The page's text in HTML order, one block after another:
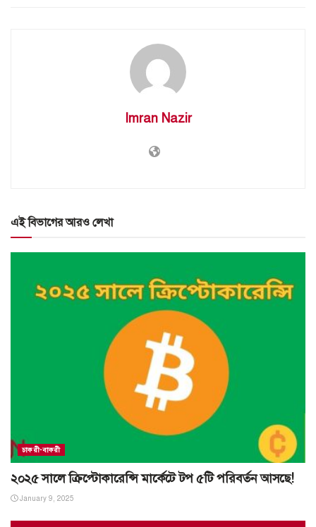
Imran Nazir
এই বিভাগের আরও লেখা
চাকরী-বাকরী
২০২৫ সালে ক্রিপ্টোকারেন্সি মার্কেটে টপ ৫টি পরিবর্তন আসছে!
January 9, 2025